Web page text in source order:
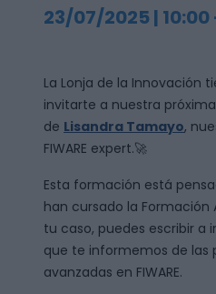
23/07/2025 | 10:00
La Lonja de la Innovación
invitarte a nuestra
de Lisandra Tamayo,
FIWARE expert.🚀
Esta formación está
han cursado la Formación
tu caso, puedes escribir a
que te informemos de las
avanzadas en FIWARE.